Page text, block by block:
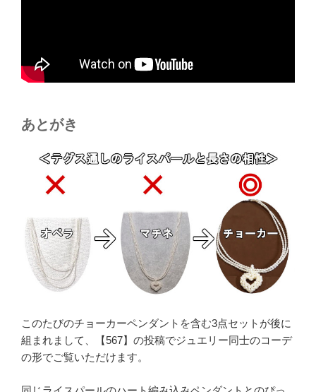
あとがき
このたびのチョーカーペンダントを含む3点セットが後に
組まれまして、【567】の投稿でジュエリー同士のコーデ
の形でご覧いただけます。